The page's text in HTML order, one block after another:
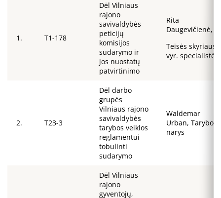
1. T1-178
Dėl Vilniaus
rajono
savivaldybės
peticijų
komisijos
sudarymo ir
jos nuostatų
patvirtinimo
Rita
Daugevičienė,
Teisės skyriaus
vyr. specialistė
2. T23-3
Dėl darbo
grupės
Vilniaus rajono
savivaldybės
tarybos veiklos
reglamentui
tobulinti
sudarymo
Waldemar
Urban, Tarybos
narys
Dėl Vilniaus
rajono
gyventojų,